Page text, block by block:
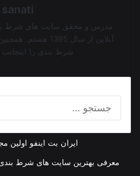
مدرس و محقق سایت های شرط
آنلاین از سال
شرط بندی را اینجانب
ایران بت اینفو اولین
معرفی بهترین سایت های شرط بندی و